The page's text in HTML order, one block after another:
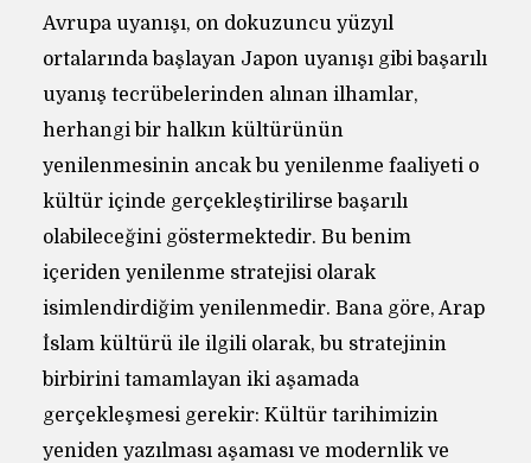
Avrupa uyanışı, on dokuzuncu yüzyıl
ortalarında başlayan Japon uyanışı gibi başarılı
uyanış tecrübelerinden alınan ilhamlar,
herhangi bir halkın kültürünün
yenilenmesinin ancak bu yenilenme faaliyeti o
kültür içinde gerçekleştirilirse başarılı
olabileceğini göstermektedir. Bu benim
içeriden yenilenme stratejisi olarak
isimlendirdiğim yenilenmedir. Bana göre, Arap
İslam kültürü ile ilgili olarak, bu stratejinin
birbirini tamamlayan iki aşamada
gerçekleşmesi gerekir: Kültür tarihimizin
yeniden yazılması aşaması ve modernlik ve